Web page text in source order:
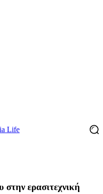
ερασιτεχνική